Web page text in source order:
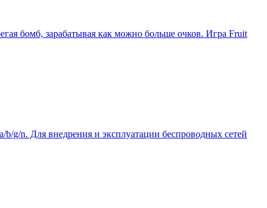
бомб, зарабатывая как можно больше очков. Игра Fruit
g/n. Для внедрения и эксплуатации беспроводных сетей